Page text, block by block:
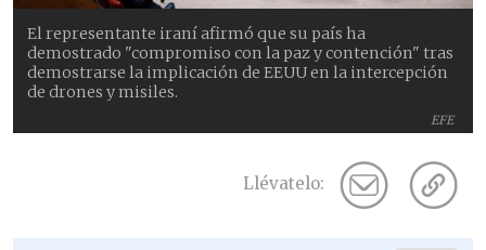
EFE
El representante iraní afirmó que su país ha
demostrado "compromiso con la paz y contención" tras
demostrarse la implicación de EEUU en la intercepción
de drones y misiles.
Llévatelo: